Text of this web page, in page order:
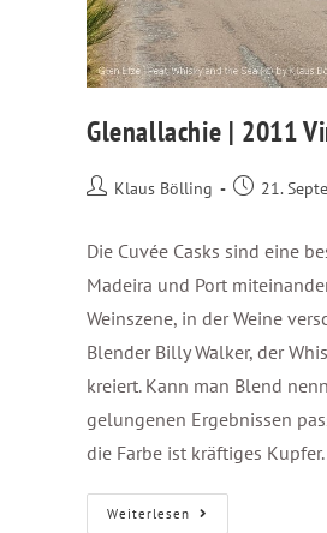
Glenallachie | 2011
Klaus Bölling 21.
Die Cuvée Casks sind eine
Madeira und Port
Weinszene, in der Weine
Blender Billy Walker, der
kreiert. Kann man Blend
gelungenen Ergebnissen
die Farbe ist kräftiges
Weiterlesen